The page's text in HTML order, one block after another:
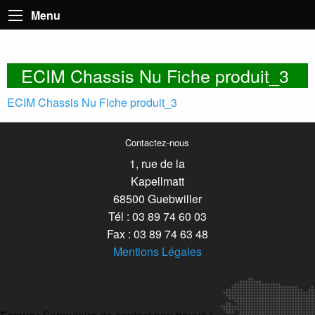
Menu
ECIM Chassis Nu Fiche produit_3
ECIM Chassis Nu Fiche produit_3
Contactez-nous
1, rue de la
Kapellmatt
68500 Guebwiller
Tél : 03 89 74 60 03
Fax : 03 89 74 63 48
Mentions Légales